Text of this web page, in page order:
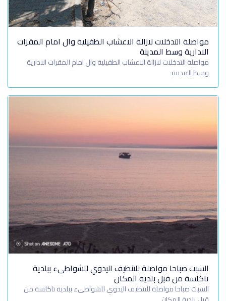
مواصلة التدخلات لازالة الاعشاب الطفيلية وال امام المقرات
الادارية وسط المدينة
مواصلة التدخلات لازالة الاعشاب الطفيلية وال امام المقرات الادارية
وسط المدينة
السبت صباحا مواصلة للتنظيف اليدوي للشواطىء ببلدية
تاكلسة من قبل بلدية المكان
السبت صباحا مواصلة للتنظيف اليدوي للشواطىء ببلدية تاكلسة من